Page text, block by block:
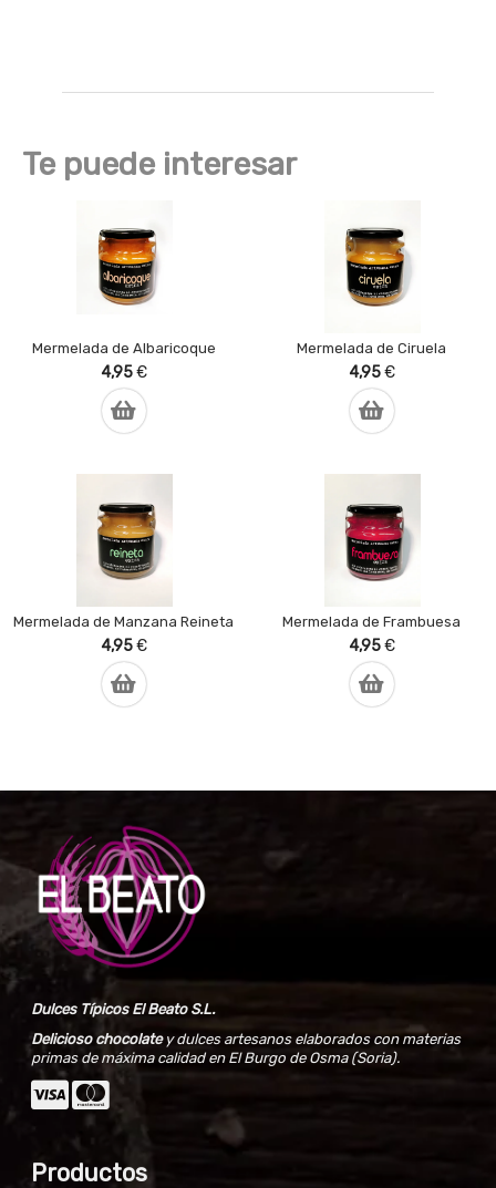
Te puede interesar
Mermelada de Albaricoque
4,95€
Mermelada de Ciruela
4,95€
Mermelada de Manzana Reineta
4,95€
Mermelada de Frambuesa
4,95€
Dulces Típicos El Beato S.L.
Delicioso chocolatey dulces artesanos elaborados con materias
primas de máxima calidad en El Burgo de Osma (Soria).
Productos